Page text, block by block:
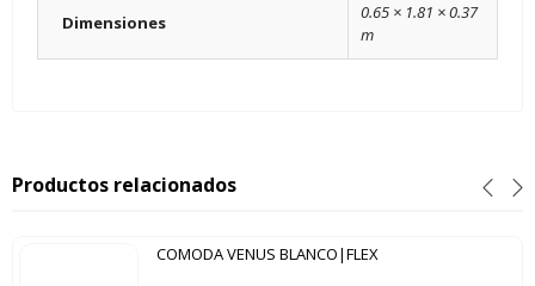
Dimensiones
0.65 × 1.81 × 0.37
m
Productos relacionados
COMODA VENUS BLANCO|FLEX